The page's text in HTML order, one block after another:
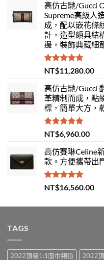
高仿古馳/Gucci
Supreme高級人
成，配以嵌花條
計，造型頗具結
邊，裝飾典藏細
評分5.00
滿分 5
NT$11,280.00
高仿古馳/Gucci
革精制而成，點
標，簡單大方，
評分 5.00
滿分 5
NT$6,960.00
高仿賽琳Celine
款。方便攜帶出
評分5.00
滿分 5
NT$16,560.00
TAGS
2022頂級1:1圍巾頻道
2022